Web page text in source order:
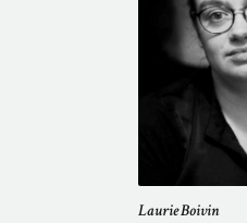
Laurie Boivin